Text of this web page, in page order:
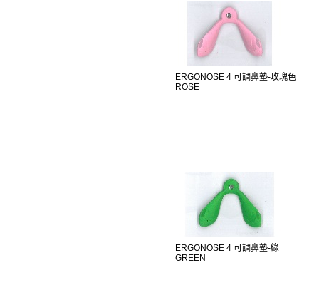
ERGONOSE 4 可調鼻墊-玫瑰色
ROSE
ERGONOSE 4 可調鼻墊-綠
GREEN